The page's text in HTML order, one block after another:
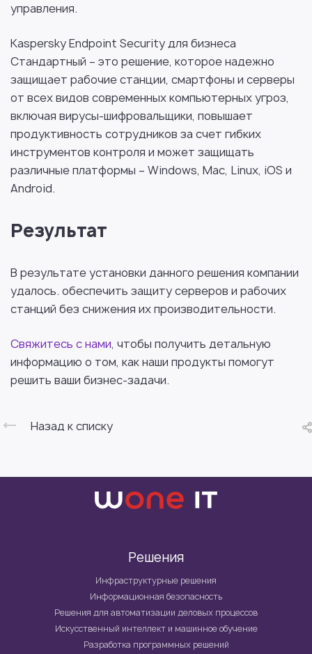
управления.
Kaspersky Endpoint Security для бизнеса
Стандартный – это решение, которое надежно
защищает рабочие станции, смартфоны и серверы
от всех видов современных компьютерных угроз,
включая вирусы-шифровальщики, повышает
продуктивность сотрудников за счет гибких
инструментов контроля и может защищать
различные платформы – Windows, Mac, Linux, iOS и
Android.
Результат
В результате установки данного решения компании
удалось. обеспечить защиту серверов и рабочих
станций без снижения их производительности.
Свяжитесь с нами, чтобы получить детальную
информацию о том, как наши продукты помогут
решить ваши бизнес-задачи.
Назад к списку
Решения
Инфраструктурные решения
Информационная безопасность
Решения для автоматизации деловых процессов
Искусственный интеллект и машинное обучение
Разработка программных решений